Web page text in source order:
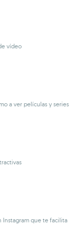
vídeo
a ver películas y series
que te facilita